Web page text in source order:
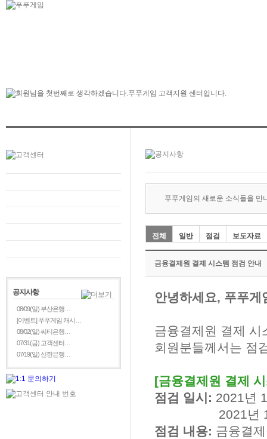
공지사항
08/09(일) 부산은행…
[이벤트] 푸푸게임 캐시…
08/02(일) 씨티은행…
07/31(금) 고객센터…
07/19(일) 신한은행…
푸푸게임의 새로운 소식들을 만
전체 일반 점검 보도자료
금융결제원 결제 시스템 점검 안내
안녕하세요, 푸푸게
금융결제원 결제
회원분들께서는 점
[금융결제원 결제
점검 일시: 2021년
2021년 10월
점검 내용: 금융결